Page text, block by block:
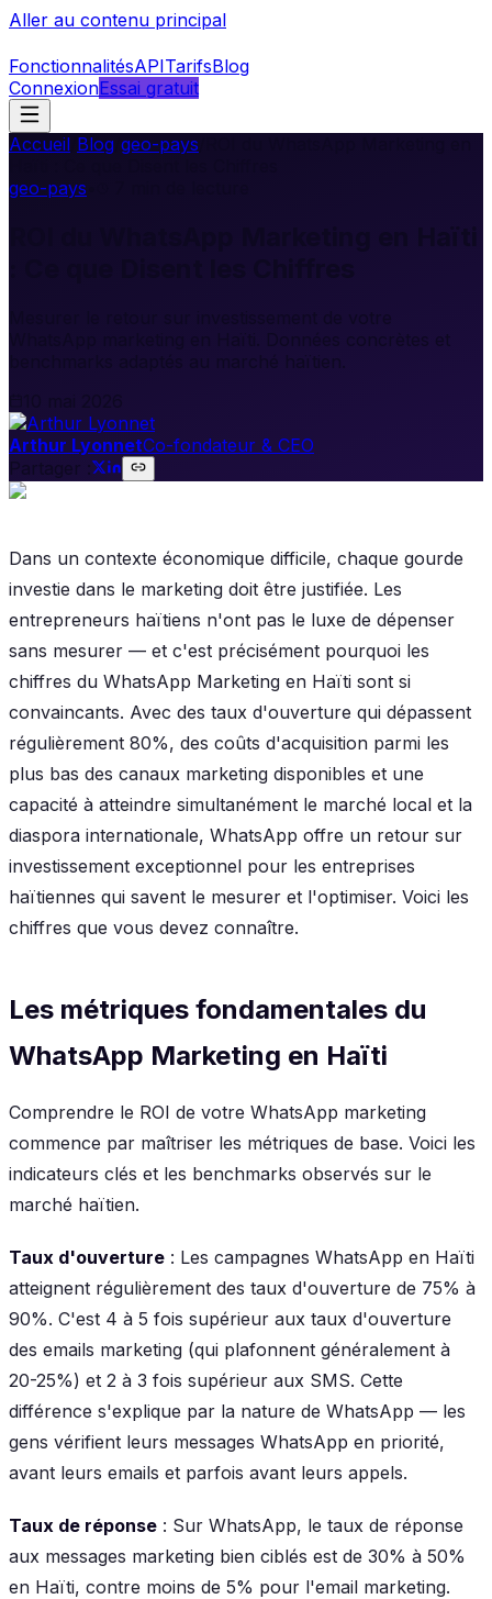
Aller au contenu principal
FonctionnalitésAPITarifsBlog
ConnexionEssai gratuit
Accueil Blog geo-pays
geo-pays
WhatsApp marketing en Haïti. Données concrètes et
benchmarks adaptés au marché haïtien.
Arthur LyonnetCo-fondateur & CEO
Partager :
Dans un contexte économique difficile, chaque gourde
investie dans le marketing doit être justifiée. Les
entrepreneurs haïtiens n'ont pas le luxe de dépenser
sans mesurer — et c'est précisément pourquoi les
chiffres du WhatsApp Marketing en Haïti sont si
convaincants. Avec des taux d'ouverture qui dépassent
régulièrement 80%, des coûts d'acquisition parmi les
plus bas des canaux marketing disponibles et une
capacité à atteindre simultanément le marché local et la
diaspora internationale, WhatsApp offre un retour sur
investissement exceptionnel pour les entreprises
haïtiennes qui savent le mesurer et l'optimiser. Voici les
chiffres que vous devez connaître.
Les métriques fondamentales du
WhatsApp Marketing en Haïti
Comprendre le ROI de votre WhatsApp marketing
commence par maîtriser les métriques de base. Voici les
indicateurs clés et les benchmarks observés sur le
marché haïtien.
Taux d'ouverture : Les campagnes WhatsApp en Haïti
atteignent régulièrement des taux d'ouverture de 75% à
90%. C'est 4 à 5 fois supérieur aux taux d'ouverture
des emails marketing (qui plafonnent généralement à
20-25%) et 2 à 3 fois supérieur aux SMS. Cette
différence s'explique par la nature de WhatsApp — les
gens vérifient leurs messages WhatsApp en priorité,
avant leurs emails et parfois avant leurs appels.
Taux de réponse : Sur WhatsApp, le taux de réponse
aux messages marketing bien ciblés est de 30% à 50%
en Haïti, contre moins de 5% pour l'email marketing.